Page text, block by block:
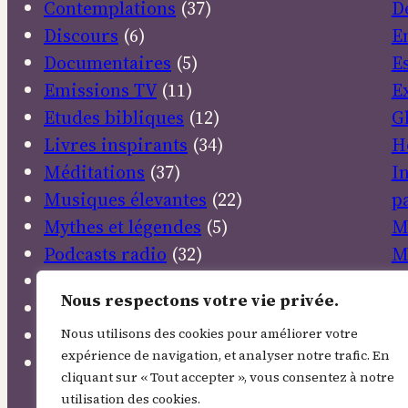
Nous respectons votre vie privée.
Nous utilisons des cookies pour améliorer votre
expérience de navigation, et analyser notre trafic. En
cliquant sur « Tout accepter », vous consentez à notre
utilisation des cookies.
Contemplations (37)
Discours (6)
Documentaires (5)
Emissions TV(11)
Etudes bibliques (12)
Livres inspirants (34)
Méditations (37)
Musiques élevantes (22)
Mythes et légendes (5)
Podcasts radio (32)
Prières (38)
Sanctuaires(4)
Textes sacrés(30)